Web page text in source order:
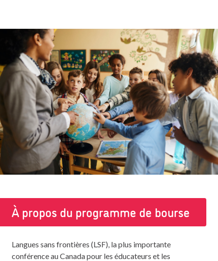
À propos du programme de bourse
Langues sans frontières (LSF), la plus importante
conférence au Canada pour les éducateurs et les